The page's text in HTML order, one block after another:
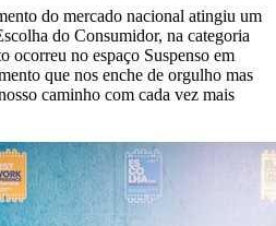
do mercado nacional atingiu um
do Consumidor, na categoria
ocorreu no espaço Suspenso em
que nos enche de orgulho mas
caminho com cada vez mais